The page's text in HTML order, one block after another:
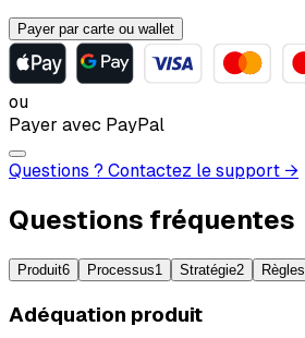
Payer par carte ou wallet
ou
Payer avec PayPal
Questions ? Contactez le support →
Questions fréquentes
Produit6 Processus1 Stratégie2 Règles
Adéquation produit